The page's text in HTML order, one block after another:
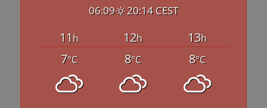
06:09 20:14 CEST
11h 12h 13h
7°C 8°C 8°C